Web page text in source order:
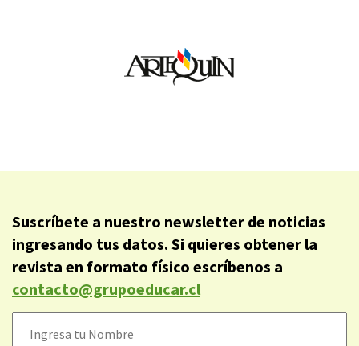
Suscríbete a nuestro newsletter de noticias
ingresando tus datos. Si quieres obtener la
revista en formato físico escríbenos a
contacto@grupoeducar.cl